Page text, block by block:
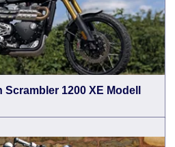
1200 XE Modell